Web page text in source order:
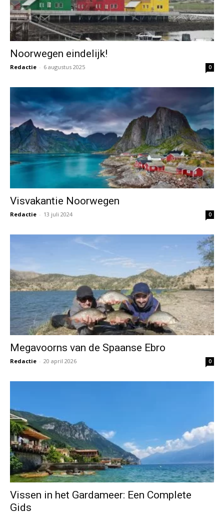
Noorwegen eindelijk!
Redactie - 6 augustus 2025 0
Visvakantie Noorwegen
Redactie - 13 juli 2024 0
Megavoorns van de Spaanse Ebro
Redactie - 20 april 2026 0
Vissen in het Gardameer: Een Complete
Gids